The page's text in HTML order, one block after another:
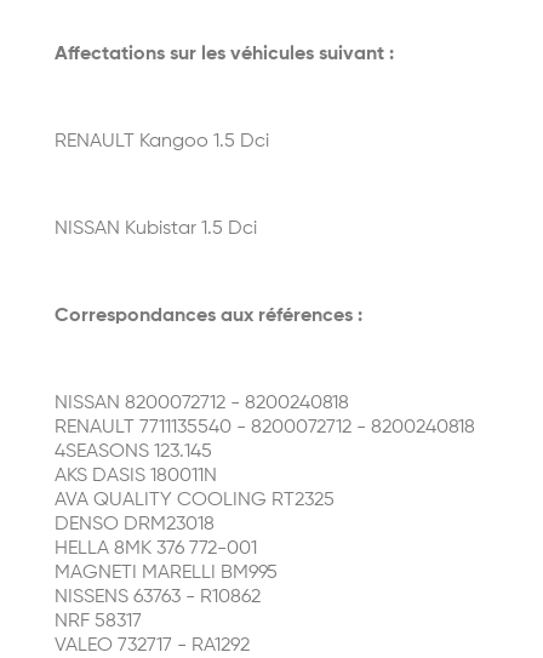
Affectations sur les véhicules suivant :
RENAULT Kangoo 1.5 Dci
NISSAN Kubistar 1.5 Dci
Correspondances aux références :
NISSAN 8200072712 - 8200240818
RENAULT 7711135540 - 8200072712 - 8200240818
4SEASONS 123.145
AKS DASIS 180011N
AVA QUALITY COOLING RT2325
DENSO DRM23018
HELLA 8MK 376 772-001
MAGNETI MARELLI BM995
NISSENS 63763 - R10862
NRF 58317
VALEO 732717 - RA1292